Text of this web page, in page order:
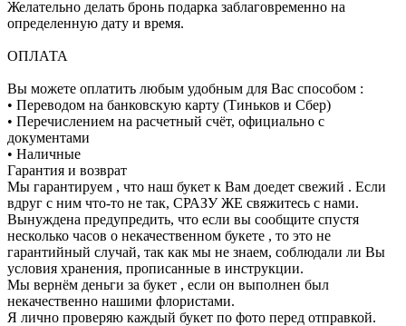
Желательно делать бронь подарка заблаговременно на
определенную дату и время.
ОПЛАТА
Вы можете оплатить любым удобным для Вас способом :
• Переводом на банковскую карту (Тиньков и Сбер)
• Перечислением на расчетный счёт, официально с
документами
• Наличные
Гарантия и возврат
Мы гарантируем , что наш букет к Вам доедет свежий . Если
вдруг с ним что-то не так, СРАЗУ ЖЕ свяжитесь с нами.
Вынуждена предупредить, что если вы сообщите спустя
несколько часов о некачественном букете , то это не
гарантийный случай, так как мы не знаем, соблюдали ли Вы
условия хранения, прописанные в инструкции.
Мы вернём деньги за букет , если он выполнен был
некачественно нашими флористами.
Я лично проверяю каждый букет по фото перед отправкой.